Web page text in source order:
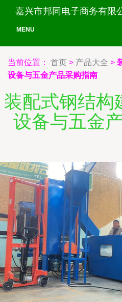
嘉兴市邦同电子商务有限
MENU
当前位置： 首页 > 产品大全 >
设备与五金产品采购指南
装配式钢结构
设备与五金